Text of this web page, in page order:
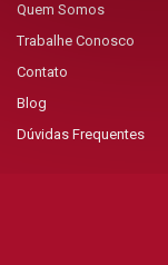
Quem Somos
Trabalhe Conosco
Contato
Blog
Dúvidas Frequentes